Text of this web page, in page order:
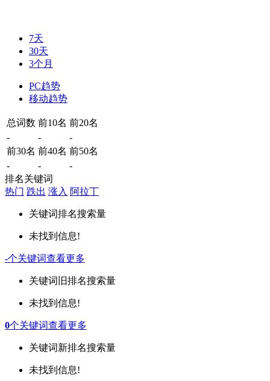
7天
30天
3个月
PC趋势
移动趋势
总词数 前10名 前20名
-
-
-
前30名 前40名 前50名
-
-
-
排名关键词
热门 跌出 涨入 阿拉丁
关键词排名搜索量
未找到信息!
-个关键词查看更多
关键词 旧排名搜索量
未找到信息!
0个关键词查看更多
关键词新排名搜索量
未找到信息!